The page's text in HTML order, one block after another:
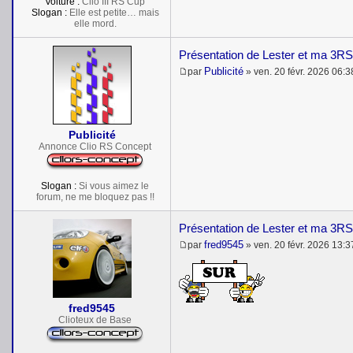
Slogan :Elle est petite… mais
elle mord.
Publicité
Annonce Clio RS Concept
Slogan : Si vous aimez le
forum, ne me bloquez pas !!
Présentation de Lester et ma 3RS
M
par Publicité » ven. 20 févr. 2026
fred9545
Clioteux de Base
Présentation de Lester et ma 3RS
M
e
s
s
a
par fred9545 » ven. 20 févr. 2026